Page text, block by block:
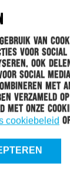
van
voor social
Ook
social
verzameld
met onze
cookiebeleid
20-11-2020
“ALLES AAN